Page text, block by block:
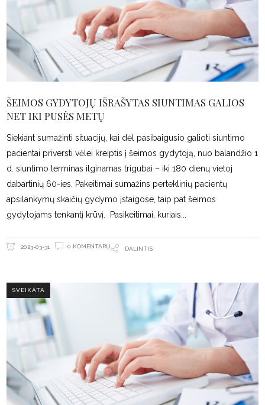
ŠEIMOS GYDYTOJŲ IŠRAŠYTAS SIUNTIMAS GALIOS
NET IKI PUSĖS METŲ
Siekiant sumažinti situacijų, kai dėl pasibaigusio galioti siuntimo
pacientai priversti vėlei kreiptis į šeimos gydytoją, nuo balandžio 1
d. siuntimo terminas ilginamas trigubai – iki 180 dienų vietoj
dabartinių 60-ies. Pakeitimai sumažins perteklinių pacientų
apsilankymų skaičių gydymo įstaigose, taip pat šeimos
gydytojams tenkantį krūvį. Pasikeitimai, kuriais
2023-03-31 0 KOMENTARŲ DALINTIS
SVEIKATA